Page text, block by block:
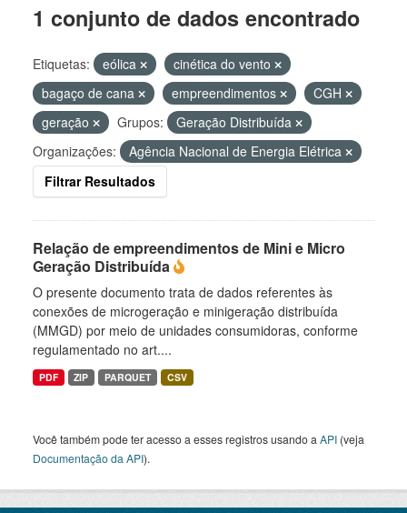
1 conjunto de dados encontrado
Etiquetas: eólica
cinética do vento
bagaço de cana
empreendimentos
CGH
geração
Grupos:
Geração Distribuída
Organizações:
Agência Nacional de Energia Elétrica
Filtrar Resultados
Relação de empreendimentos de Mini e Micro
Geração Distribuída
O presente documento trata de dados referentes às
conexões de microgeração e minigeração distribuída
(MMGD) por meio de unidades consumidoras, conforme
regulamentado no art....
PDF ZIP PARQUET CSV
Você também pode ter acesso a esses registros usando a API (veja
Documentação da API).